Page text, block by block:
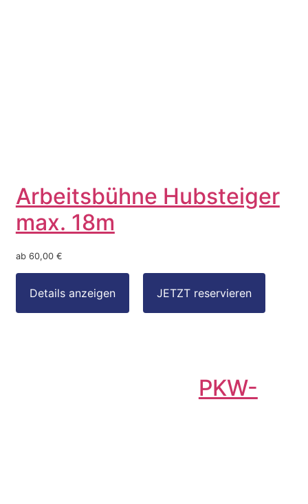
Arbeitsbühne Hubsteiger
max. 18m
ab 60,00 €
PKW-